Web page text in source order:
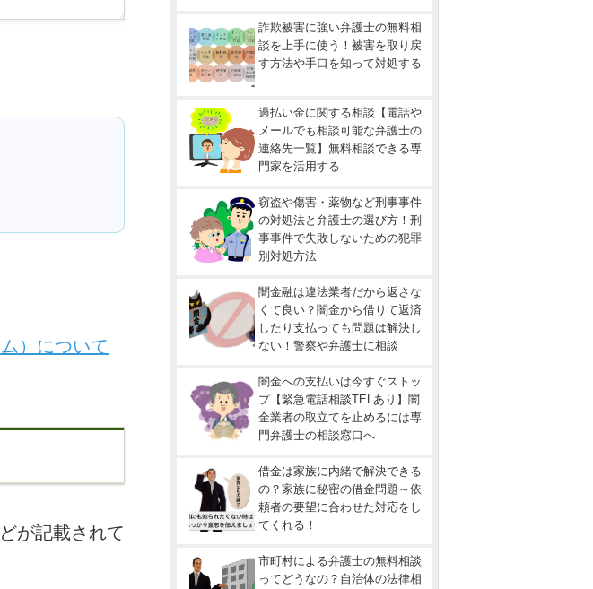
）について
が記載されて
詐欺被害に強い弁護士の無料相
談を上手に使う！被害を取り戻
す方法や手口を知って対処する
過払い金に関する相談【電話や
メールでも相談可能な弁護士の
連絡先一覧】無料相談できる専
門家を活用する
窃盗や傷害・薬物など刑事事件
の対処法と弁護士の選び方！刑
事事件で失敗しないための犯罪
別対処方法
闇金融は違法業者だから返さな
くて良い？闇金から借りて返済
したり支払っても問題は解決し
ない！警察や弁護士に相談
闇金への支払いは今すぐストッ
プ【緊急電話相談TELあり】闇
金業者の取立てを止めるには専
門弁護士の相談窓口へ
借金は家族に内緒で解決できる
の？家族に秘密の借金問題～依
頼者の要望に合わせた対応をし
てくれる！
市町村による弁護士の無料相談
ってどうなの？自治体の法律相